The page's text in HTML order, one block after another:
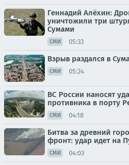
Геннадий Алёхин:
уничтожили три
Сумами
СМИ 05:33
Взрыв раздался в
СМИ 05:24
ВС России наносят
противника в порту
СМИ 04:18
Битва за древний
фронт: удар идет на
СМИ 04:03